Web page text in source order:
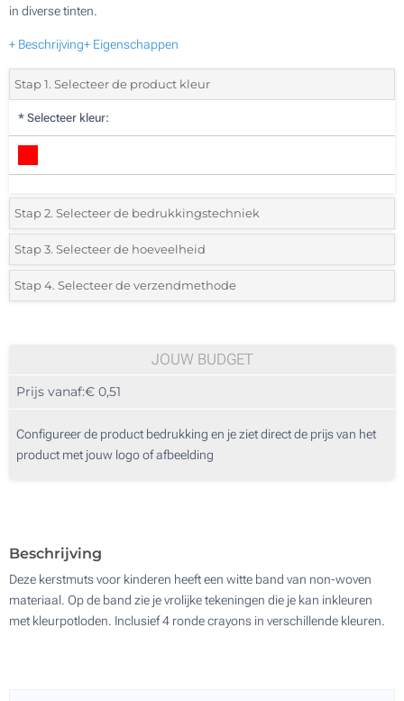
in diverse tinten.
+ Beschrijving+ Eigenschappen
Stap 1. Selecteer de product kleur
* Selecteer kleur:
Stap 2. Selecteer de bedrukkingstechniek
*Selecteer de bedrukking en kleuren van het logo:
1 Kleur (Voorkant)
Zonder opdruk
Stap 3. Selecteer de hoeveelheid
*Selecteer uit de lijst of voeg het gewenste aantal in
330
1650
Stap 4. Selecteer de verzendmethode
JOUW BUDGET
Prijs vanaf:€ 0,51
Configureer de product bedrukking en je ziet direct de prijs van het
product met jouw logo of afbeelding
Beschrijving
Deze kerstmuts voor kinderen heeft een witte band van non-woven
materiaal. Op de band zie je vrolijke tekeningen die je kan inkleuren
met kleurpotloden. Inclusief 4 ronde crayons in verschillende kleuren.